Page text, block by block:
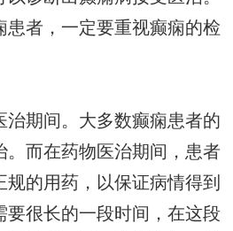
患者，一定要重视癫痫的检
治期间。大多数癫痫患者的
。而在药物医治期间，患者
的用药，以保证病情得到
要很长的一段时间，在这段